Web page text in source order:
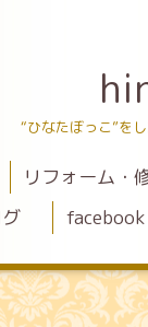
“ひなたぼっこ”を
リフォーム・
グ
facebook